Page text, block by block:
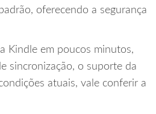
oferecendo a segurança
Kindle em poucos minutos,
sincronização, o suporte da
atuais, vale conferir a